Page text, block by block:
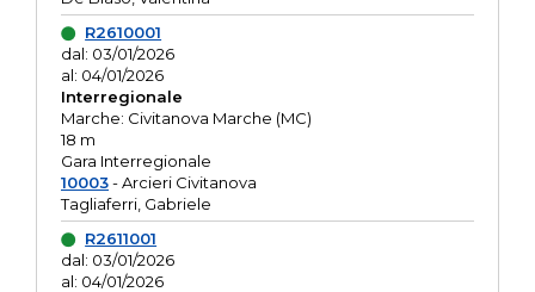
R2610001
dal: 03/01/2026
al: 04/01/2026
Interregionale
Marche: Civitanova Marche (MC)
18 m
Gara Interregionale
10003- Arcieri Civitanova
Tagliaferri, Gabriele
R2611001
dal: 03/01/2026
al: 04/01/2026